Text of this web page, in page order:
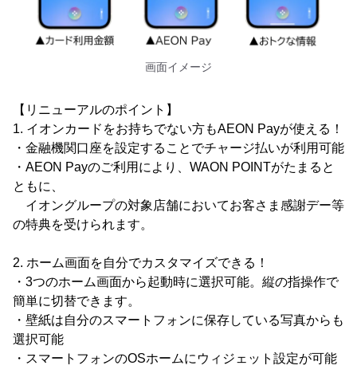
画面イメージ
【リニューアルのポイント】
1. イオンカードをお持ちでない方もAEON Payが使える！
・金融機関口座を設定することでチャージ払いが利用可能
・AEON Payのご利用により、WAON POINTがたまると
ともに、
イオングループの対象店舗においてお客さま感謝デー等
の特典を受けられます。
2. ホーム画面を自分でカスタマイズできる！
・3つのホーム画面から起動時に選択可能。縦の指操作で
簡単に切替できます。
・壁紙は自分のスマートフォンに保存している写真からも
選択可能
・スマートフォンのOSホームにウィジェット設定が可能